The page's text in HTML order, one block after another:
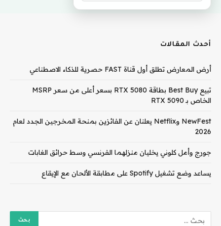
أحدث المقالات
أرض المعارض تطلق أول قناة FAST حصرية للذكاء الاصطناعي
تبيع Best Buy بطاقة RTX 5080 بسعر أعلى من سعر MSRP
الخاص بـ RTX 5090
NewFest وNetflix يعلنان عن الفائزين بمنحة المخرجين الجدد لعام
2026
جورج وأمل كلوني يخليان منزلهما الفرنسي وسط حرائق الغابات
يساعد وضع تشغيل Spotify على مطابقة الألحان مع الإيقاع